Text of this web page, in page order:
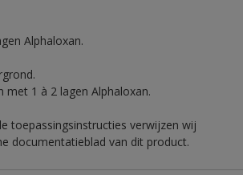
Alphaloxan.
met 1 à 2 lagen Alphaloxan.
toepassingsinstructies verwijzen wij
documentatieblad van dit product.